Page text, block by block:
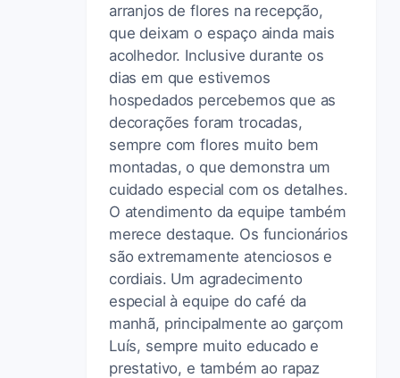
arranjos de flores na recepção,
que deixam o espaço ainda mais
acolhedor. Inclusive durante os
dias em que estivemos
hospedados percebemos que as
decorações foram trocadas,
sempre com flores muito bem
montadas, o que demonstra um
cuidado especial com os detalhes.
O atendimento da equipe também
merece destaque. Os funcionários
são extremamente atenciosos e
cordiais. Um agradecimento
especial à equipe do café da
manhã, principalmente ao garçom
Luís, sempre muito educado e
prestativo, e também ao rapaz